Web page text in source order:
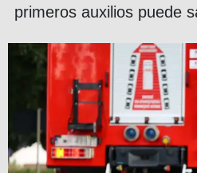
primeros auxilios puede